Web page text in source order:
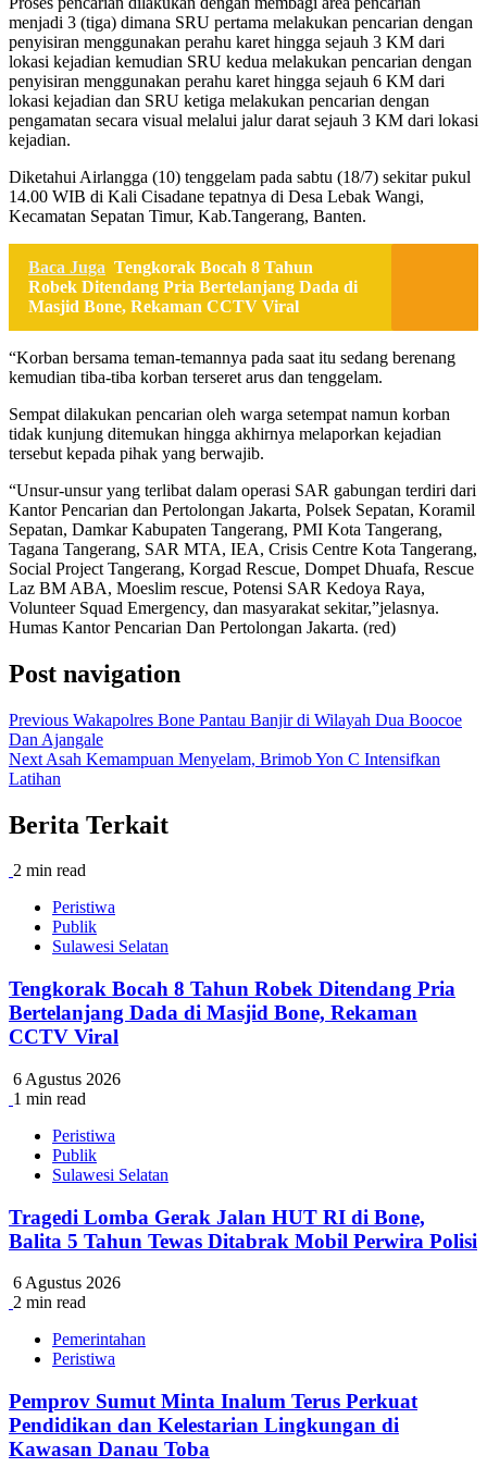
menjadi 3 (tiga) dimana SRU pertama melakukan pencarian dengan
penyisiran menggunakan perahu karet hingga sejauh 3 KM dari
lokasi kejadian kemudian SRU kedua melakukan pencarian dengan
penyisiran menggunakan perahu karet hingga sejauh 6 KM dari
lokasi kejadian dan SRU ketiga melakukan pencarian dengan
pengamatan secara visual melalui jalur darat sejauh 3 KM dari lokasi
kejadian.
Diketahui Airlangga (10) tenggelam pada sabtu (18/7) sekitar pukul
14.00 WIB di Kali Cisadane tepatnya di Desa Lebak Wangi,
Kecamatan Sepatan Timur, Kab.Tangerang, Banten.
Baca Juga Tengkorak Bocah 8 Tahun
Robek Ditendang Pria Bertelanjang Dada di
Masjid Bone, Rekaman CCTV Viral
“Korban bersama teman-temannya pada saat itu sedang berenang
kemudian tiba-tiba korban terseret arus dan tenggelam.
Sempat dilakukan pencarian oleh warga setempat namun korban
tidak kunjung ditemukan hingga akhirnya melaporkan kejadian
tersebut kepada pihak yang berwajib.
“Unsur-unsur yang terlibat dalam operasi SAR gabungan terdiri dari
Kantor Pencarian dan Pertolongan Jakarta, Polsek Sepatan, Koramil
Sepatan, Damkar Kabupaten Tangerang, PMI Kota Tangerang,
Tagana Tangerang, SAR MTA, IEA, Crisis Centre Kota Tangerang,
Social Project Tangerang, Korgad Rescue, Dompet Dhuafa, Rescue
Laz BM ABA, Moeslim rescue, Potensi SAR Kedoya Raya,
Volunteer Squad Emergency, dan masyarakat sekitar,”jelasnya.
Humas Kantor Pencarian Dan Pertolongan Jakarta. (red)
Post navigation
Previous Wakapolres Bone Pantau Banjir di Wilayah Dua Boocoe
Dan Ajangale
Next Asah Kemampuan Menyelam, Brimob Yon C Intensifkan
Latihan
Berita Terkait
2 min read
Peristiwa
Publik
Sulawesi Selatan
Tengkorak Bocah 8 Tahun Robek Ditendang Pria
Bertelanjang Dada di Masjid Bone, Rekaman
CCTV Viral
6 Agustus 2026
1 min read
Peristiwa
Publik
Sulawesi Selatan
Tragedi Lomba Gerak Jalan HUT RI di Bone,
Balita 5 Tahun Tewas Ditabrak Mobil Perwira Polisi
6 Agustus 2026
2 min read
Pemerintahan
Peristiwa
Pemprov Sumut Minta Inalum Terus Perkuat
Pendidikan dan Kelestarian Lingkungan di
Kawasan Danau Toba